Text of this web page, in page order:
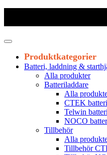
Produktkategorier
Batteri, laddning &
Alla produkter
Batteriladdare
Alla
CTEK
Telwin
NOCO
Tillbehör
Alla
Tillbehör